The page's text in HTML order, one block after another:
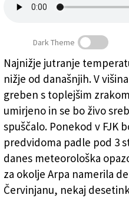
13. oktobra 2021 je Višarje
(ARHIV/SPLETNA
Dark Theme
Najnižje jutranje
nižje od današnjih. V
greben s toplejšim
umirjeno in se bo živo
spuščalo. Ponekod v FJK
predvidoma padle pod 3
danes meteorološka
za okolje Arpa namerila
Červinjanu, nekaj